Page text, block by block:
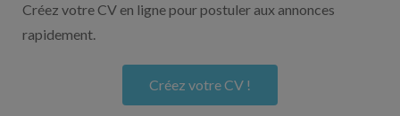
Créez votre CV en ligne pour postuler aux annonces
rapidement.
Créez votre CV !